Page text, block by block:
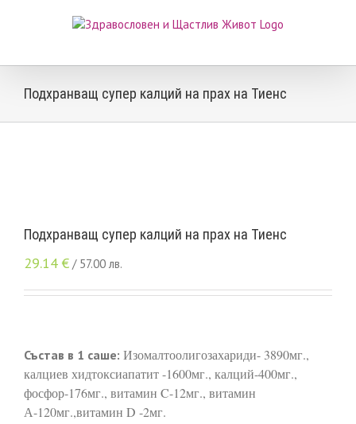
Подхранващ супер калций на прах на Тиенс
Подхранващ супер калций на прах на Тиенс
29.14 € / 57.00 лв.
Състав в 1 саше: Изомалтоолигозахариди- 3890мг.,
калциев хидтоксиапатит -1600мг., калций-400мг.,
фосфор-176мг., витамин C-12мг., витамин
А-120мг.,витамин D -2мг.